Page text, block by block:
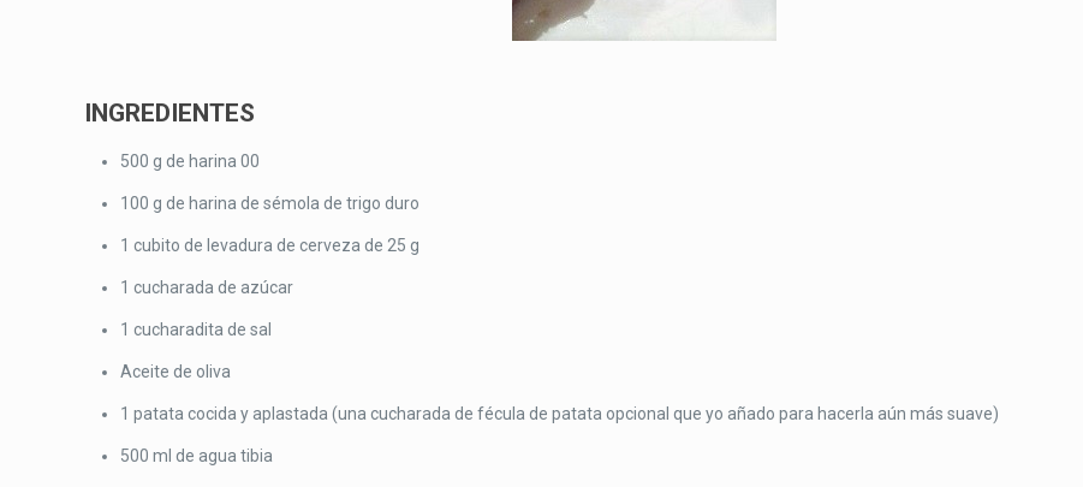
INGREDIENTES
500 g de harina 00
100 g de harina de sémola de trigo duro
1 cubito de levadura de cerveza de 25 g
1 cucharada de azúcar
1 cucharadita de sal
Aceite de oliva
1 patata cocida y aplastada (una cucharada de fécula de patata opcional que yo añado para hacerla aún más suave)
500 ml de agua tibia